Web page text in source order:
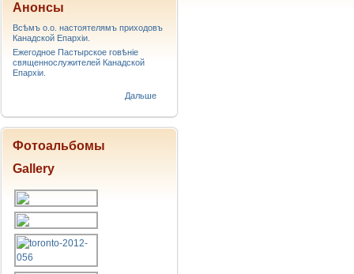
Анонсы
Всѣмъ о.о. настоятелямъ приходовъ
Канадской Епархiи.
Ежегодное Пастырское говѣніе
священнослужителей Канадской
Епархіи.
Дальше
Фотоальбомы
Gallery